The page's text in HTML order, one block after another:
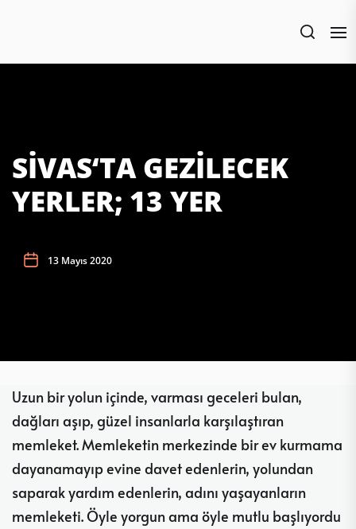
content
SİVAS‘TA GEZİLECEK
YERLER; 13 YER
13 Mayıs 2020
Uzun bir yolun içinde, varması geceleri bulan,
dağları aşıp, güzel insanlarla karşılaştıran
memleket. Memleketin merkezinde bir ev kurmama
dayanamayıp evine davet edenlerin, yolundan
saparak yardım edenlerin, adını yaşayanların
memleketi. Öyle yorgun ama öyle mutlu başlıyordu